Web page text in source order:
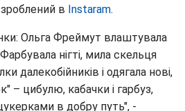
в Instaram.
Ольга Фреймут влаштувала
нігті, мила скельця
далекобійників і одягала нові,
– цибулю, кабачки і гарбуз,
в добру путь", -